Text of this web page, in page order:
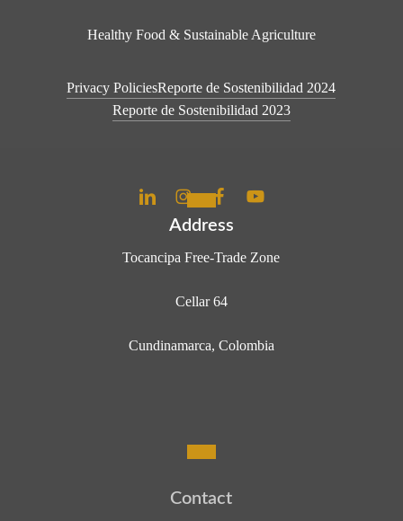
Healthy Food & Sustainable Agriculture
Privacy PoliciesReporte de Sostenibilidad 2024
Reporte de Sostenibilidad 2023
Address
Tocancipa Free-Trade Zone
Cellar 64
Cundinamarca, Colombia
Contact